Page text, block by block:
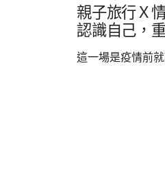
親子旅行Ｘ
認識自己，
這一場是疫情前